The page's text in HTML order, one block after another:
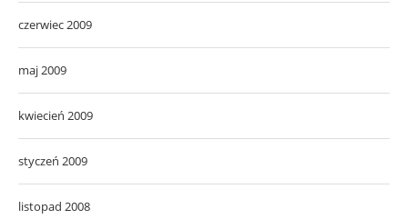
czerwiec 2009
maj 2009
kwiecień 2009
styczeń 2009
listopad 2008